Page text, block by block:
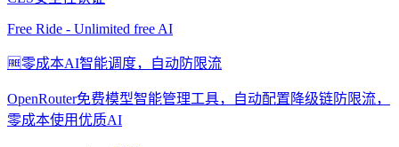
Free Ride - Unlimited free AI
🆓零成本AI智能调度，自动防限流
OpenRouter免费模型智能管理工具，自动配置降级链防限流，
零成本使用优质AI